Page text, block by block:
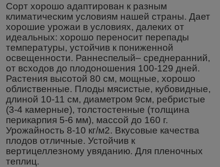
Сорт хорошо адаптирован к разным
климатическим условиям нашей страны. Дает
хорошие урожаи в условиях, далеких от
идеальных: хорошо переносит перепады
температуры, устойчив к пониженной
освещенности. Раннеспелый– среднеранний,
от всходов до плодоношения 100-129 дней.
Растения высотой 80 см, мощные, хорошо
облиственные. Плоды мясистые, кубовидные,
длиной 10-11 см, диаметром 9см, ребристые
(3-4 камерные), толстостенные (толщина
перикарпия 5-6 мм), массой до 160 г.
Урожайность 8-10 кг/м2. Вкусовые качества
плодов отличные. Устойчив к
вертицеллезному увяданию. Для пленочных
теплиц.